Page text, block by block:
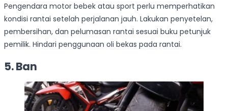
Pengendara motor bebek atau sport perlu memperhatikan
kondisi rantai setelah perjalanan jauh. Lakukan penyetelan,
pembersihan, dan pelumasan rantai sesuai buku petunjuk
pemilik. Hindari penggunaan oli bekas pada rantai.
5.Ban